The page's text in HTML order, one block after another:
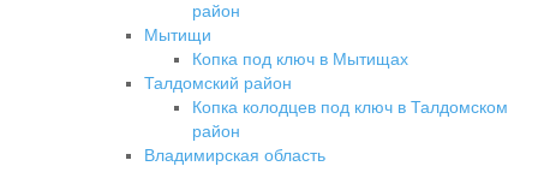
район
Мытищи
Копка под ключ в Мытищах
Талдомский район
Копка колодцев под ключ в Талдомском
район
Владимирская область